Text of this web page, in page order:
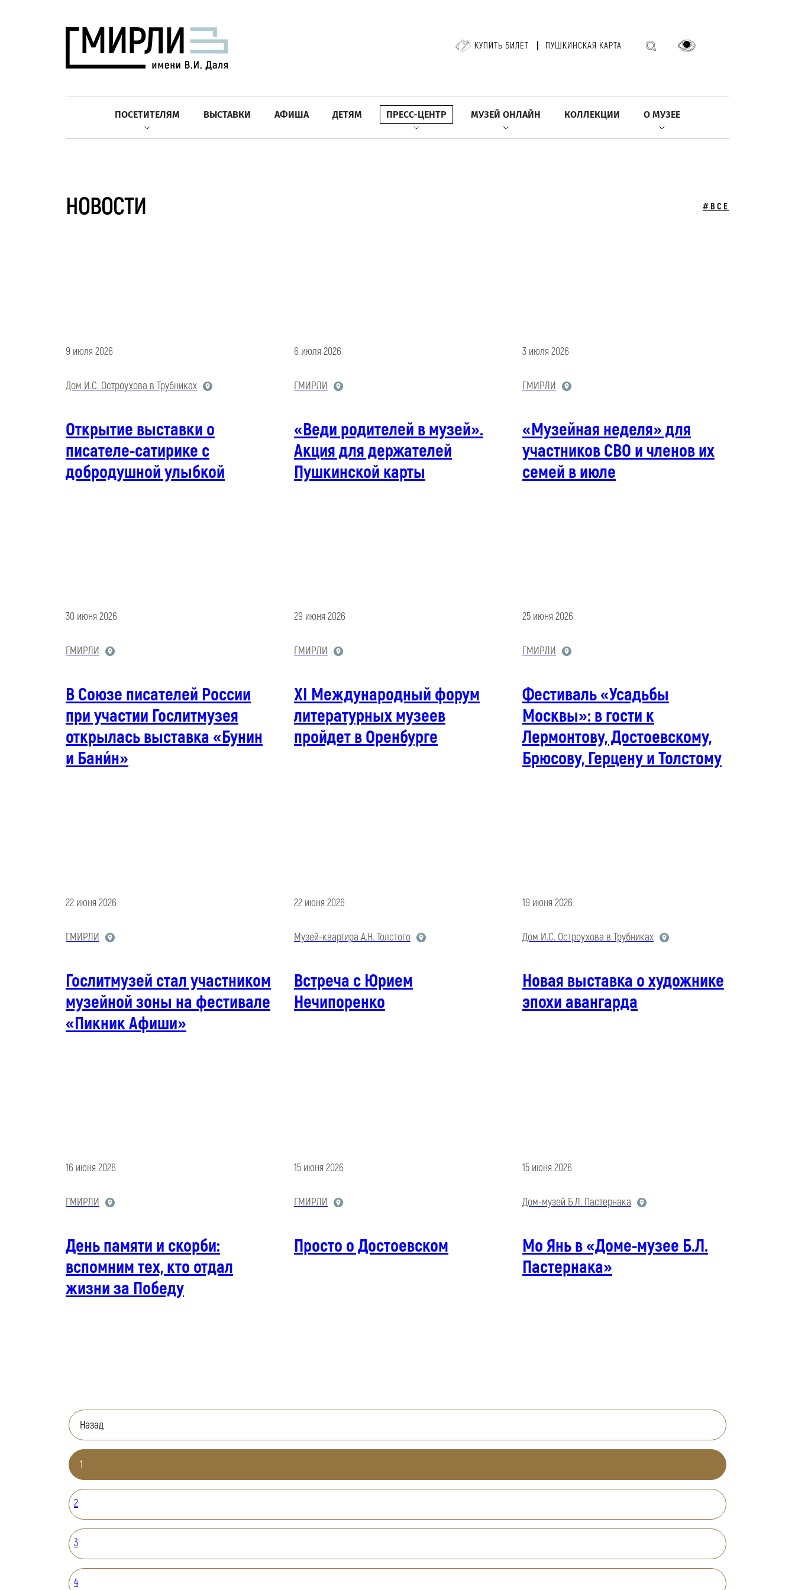
КУПИТЬ БИЛЕТ ПУШКИНСКАЯ КАРТА
ПОСЕТИТЕЛЯМ ВЫСТАВКИ АФИША ДЕТЯМ ПРЕСС-ЦЕНТР МУЗЕЙ ОНЛАЙН КОЛЛЕКЦИИ О МУЗЕЕ
НОВОСТИ #ВСЕ
9 июля 2026
Дом И.С. Остроухова в Трубниках
Открытие выставки о
писателе-сатирике с
добродушной улыбкой
6 июля 2026
ГМИРЛИ
«Веди родителей в музей».
Акция для держателей
Пушкинской карты
3 июля 2026
ГМИРЛИ
«Музейная неделя» для
участников СВО и членов их
семей в июле
30 июня 2026
ГМИРЛИ
В Союзе писателей России
при участии Гослитмузея
открылась выставка «Бунин
и Бани́н»
29 июня 2026
ГМИРЛИ
XI Международный форум
литературных музеев
пройдет в Оренбурге
25 июня 2026
ГМИРЛИ
Фестиваль «Усадьбы
Москвы»: в гости к
Лермонтову, Достоевскому,
Брюсову, Герцену и Толстому
22 июня 2026
ГМИРЛИ
Гослитмузей стал участником
музейной зоны на фестивале
«Пикник Афиши»
22 июня 2026
Музей-квартира А.Н. Толстого
Встреча с Юрием
Нечипоренко
19 июня 2026
Дом И.С. Остроухова в Трубниках
Новая выставка о художнике
эпохи авангарда
16 июня 2026
ГМИРЛИ
День памяти и скорби:
вспомним тех, кто отдал
жизни за Победу
15 июня 2026
ГМИРЛИ
Просто о Достоевском
15 июня 2026
Дом-музей Б.Л. Пастернака
Мо Янь в «Доме-музее Б.Л.
Пастернака»
Назад
1
2
3
4